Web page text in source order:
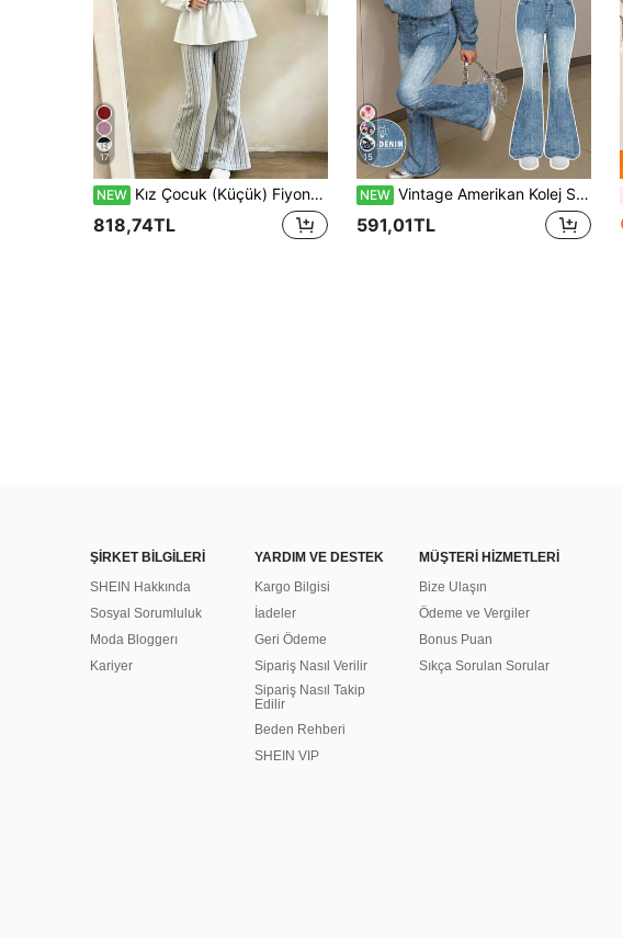
17
NEW Kız Çocuk (Küçük) Fiyonk Detaylı Gömlek 2 Parça Set, Sonbahar/Kış
818,74TL
15
NEW Vintage Amerikan Kolej Stili Yama Desenli Kontrast Baskılı, Genç Kızlar İçin Günlük Minimalist Bol Yuvarlak Yaka Uzun Kollu Sweatshirt ve İspanyol Paça Pantolon 2 Parça Set, Sonbahar/Kış Sokak Retro Stili, Rahat ve Gevşek, Çocuklar İçin Sonbahar Katmanlı Giyim, Y2K, Spor Seti, Dışarı Çıkma, Sokak Stili, Kampüs, Chill Chill
591,01TL
ŞİRKET BİLGİLERİ
SHEIN Hakkında
Sosyal Sorumluluk
Moda Bloggerı
Kariyer
YARDIM VE DESTEK
Kargo Bilgisi
İadeler
Geri Ödeme
Sipariş Nasıl Verilir
Sipariş Nasıl Takip
Edilir
Beden Rehberi
SHEIN VIP
MÜŞTERİ HİZMETLERİ
Bize Ulaşın
Ödeme ve Vergiler
Bonus Puan
Sıkça Sorulan Sorular